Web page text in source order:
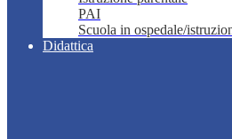
PAI
Scuola in ospedale/
Didattica